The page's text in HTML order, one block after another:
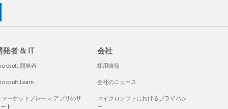
発者 & IT
開発者
Learn
マーケットプレース アプリのサ
ト
会社
採用情報
会社のニュース
マイクロソフトにおけるプライバシ
ー